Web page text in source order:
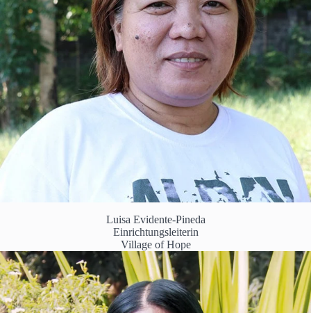
Luisa Evidente-Pineda
Einrichtungsleiterin
Village of Hope